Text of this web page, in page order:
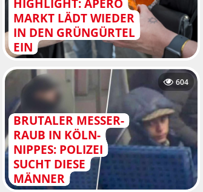
HIGHLIGHT: APÉRO
MARKT LÄDT WIEDER
IN DEN GRÜNGÜRTEL
EIN
BRUTALER MESSER-
RAUB IN KÖLN-
NIPPES: POLIZEI
SUCHT DIESE
MÄNNER
604